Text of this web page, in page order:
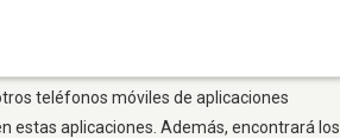
teléfonos móviles de aplicaciones
estas aplicaciones. Además, encontrará los